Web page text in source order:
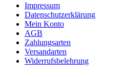
Impressum
Datenschutzerklärung
Mein Konto
AGB
Zahlungsarten
Versandarten
Widerrufsbelehrung